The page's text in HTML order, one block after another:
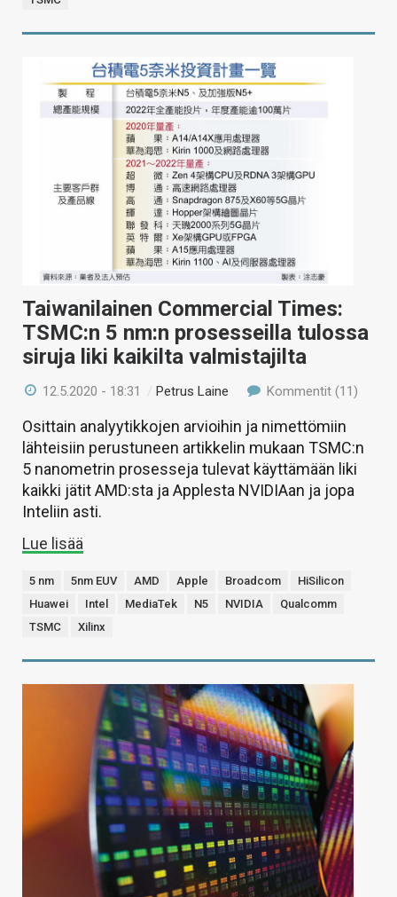
Taiwanilainen Commercial Times:
TSMC:n 5 nm:n prosesseilla tulossa
siruja liki kaikilta valmistajilta
12.5.2020 - 18:31 /Petrus Laine Kommentit (11)
Osittain analyytikkojen arvioihin ja nimettömiin
lähteisiin perustuneen artikkelin mukaan TSMC:n
5 nanometrin prosesseja tulevat käyttämään liki
kaikki jätit AMD:sta ja Applesta NVIDIAan ja jopa
Inteliin asti.
Lue lisää
5 nm 5nm EUV AMD Apple Broadcom
HiSilicon
Huawei
Intel MediaTek N5 NVIDIA
Qualcomm
TSMC
Xilinx